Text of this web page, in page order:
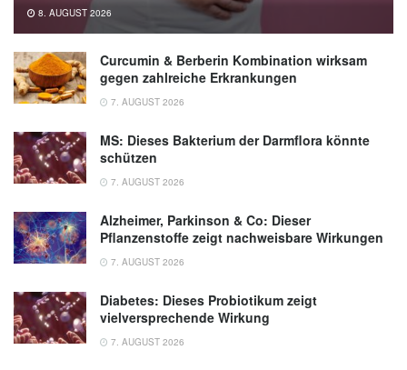
8. AUGUST 2026
Curcumin & Berberin Kombination wirksam
gegen zahlreiche Erkrankungen
7. AUGUST 2026
MS: Dieses Bakterium der Darmflora könnte
schützen
7. AUGUST 2026
Alzheimer, Parkinson & Co: Dieser
Pflanzenstoffe zeigt nachweisbare Wirkungen
7. AUGUST 2026
Diabetes: Dieses Probiotikum zeigt
vielversprechende Wirkung
7. AUGUST 2026